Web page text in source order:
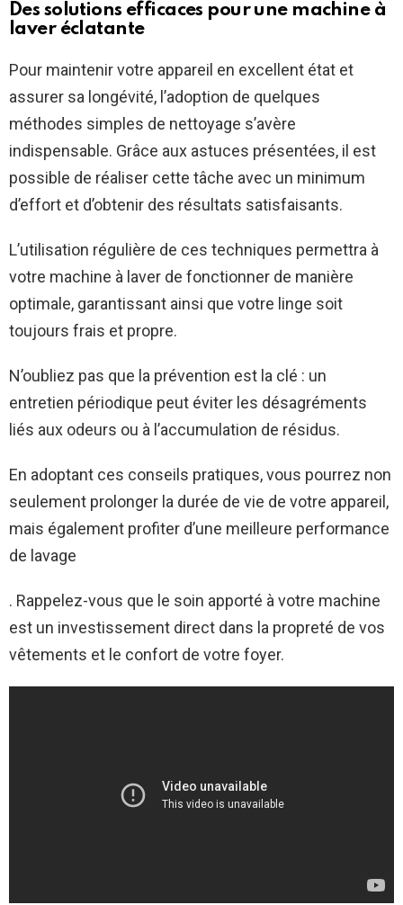
Des solutions efficaces pour une machine à
laver éclatante
Pour maintenir votre appareil en excellent état et
assurer sa longévité, l’adoption de quelques
méthodes simples de nettoyage s’avère
indispensable. Grâce aux astuces présentées, il est
possible de réaliser cette tâche avec un minimum
d’effort et d’obtenir des résultats satisfaisants.
L’utilisation régulière de ces techniques permettra à
votre machine à laver de fonctionner de manière
optimale, garantissant ainsi que votre linge soit
toujours frais et propre.
N’oubliez pas que la prévention est la clé : un
entretien périodique peut éviter les désagréments
liés aux odeurs ou à l’accumulation de résidus.
En adoptant ces conseils pratiques, vous pourrez non
seulement prolonger la durée de vie de votre appareil,
mais également profiter d’une meilleure performance
de lavage
. Rappelez-vous que le soin apporté à votre machine
est un investissement direct dans la propreté de vos
vêtements et le confort de votre foyer.